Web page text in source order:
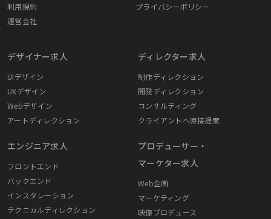
利用規約
プライバシーポリシー
運営会社
デザイナー求人
UIデザイン
UXデザイン
Webデザイン
アートディレクション
エンジニア求人
フロントエンド
バックエンド
インスタレーション
テクニカルディレクション
ディレクター求人
制作ディレクション
開発ディレクション
コンサルティング
クライアントへ直接提案
プロデューサー・
マーケター求人
Web企画
マーケティング
映像プロデュース